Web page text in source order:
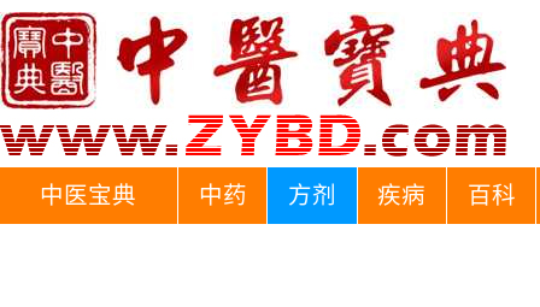
中医宝典 中药 方剂 疾病 百科